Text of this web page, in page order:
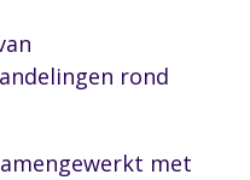
rond
met